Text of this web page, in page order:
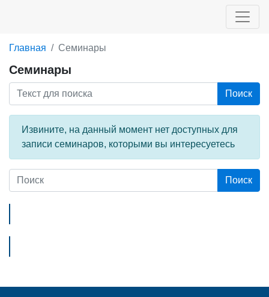
Главная Семинары
Семинары
Поиск
Извините, на данный момент нет доступных для
записи семинаров, которыми вы интересуетесь